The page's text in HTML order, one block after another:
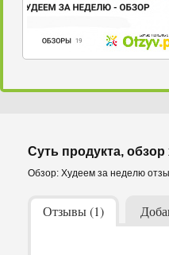
Суть продукта, обзор
Обзор: Худеем за неделю
Отзывы (1)